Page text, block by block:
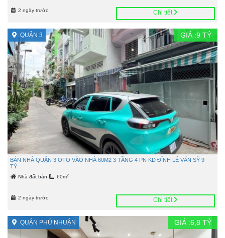
2 ngày trước Chi tiết
QUẬN 3 GIÁ :9 TỶ
BÁN NHÀ QUẬN 3 OTO VÀO NHÀ 60M2 3 TẦNG 4 PN KD ĐỈNH LÊ VĂN SỸ 9
TỶ
Nhà đất bán 60m2
2 ngày trước Chi tiết
QUẬN PHÚ NHUẬN GIÁ :6,8 TỶ